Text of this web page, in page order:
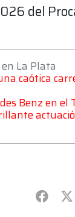
del
La Plata
caótica
Benz en el